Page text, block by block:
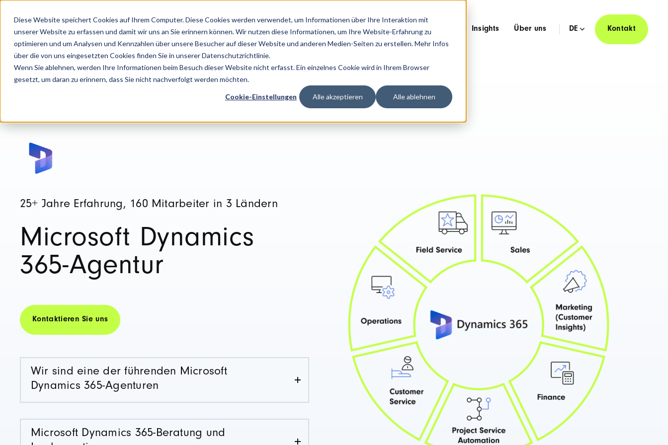
Diese Website speichert Cookies auf Ihrem Computer. Diese Cookies werden verwendet, um Informationen über Ihre Interaktion mit
unserer Website zu erfassen und damit wir uns an Sie erinnern können. Wir nutzen diese Informationen, um Ihre Website-Erfahrung zu
optimieren und um Analysen und Kennzahlen über unsere Besucher auf dieser Website und anderen Medien-Seiten zu erstellen. Mehr Infos
über die von uns eingesetzten Cookies finden Sie in unserer Datenschutzrichtlinie.
Wenn Sie ablehnen, werden Ihre Informationen beim Besuch dieser Website nicht erfasst. Ein einzelnes Cookie wird in Ihrem Browser
gesetzt, um daran zu erinnern, dass Sie nicht nachverfolgt werden möchten.
Cookie-Einstellungen Alle akzeptieren Alle ablehnen
Lösungen Services Technologien Kunden & Branchen Insights Über uns DE Kontakt
Digitalagentur CRM Microsoft Dynamics 365
25+ Jahre Erfahrung, 160 Mitarbeiter in 3 Ländern
Microsoft Dynamics
365-Agentur
Kontaktieren Sie uns
Wir sind eine der führenden Microsoft
Dynamics 365-Agenturen
Microsoft Dynamics 365-Beratung und